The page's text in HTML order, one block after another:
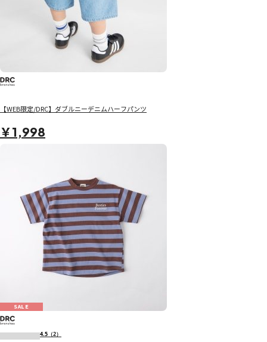
【WEB限定/DRC】ダブルニーデニムハーフパンツ
￥1,998
SALE
4.5 （2）